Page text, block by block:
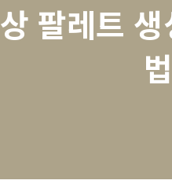
팔레트